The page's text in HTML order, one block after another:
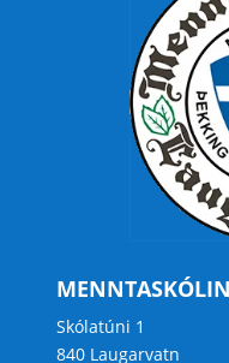
Skólatúni 1
840 Laugarvatn